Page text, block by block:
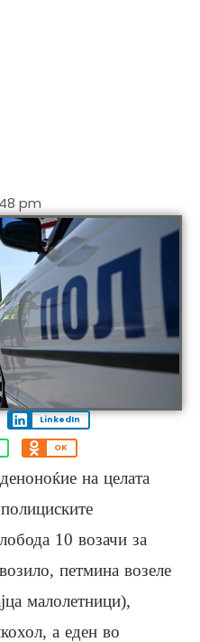
pm
LinkedIn
OK
на целата
10 возачи за
петмина возеле
малолетници),
а еден во